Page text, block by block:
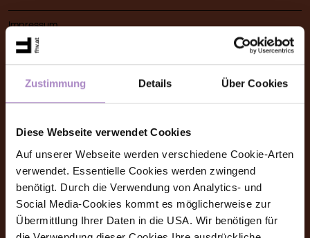
Zustimmung Details Über Cookies
Diese Webseite verwendet Cookies
Auf unserer Webseite werden verschiedene Cookie-Arten
verwendet. Essentielle Cookies werden zwingend
benötigt. Durch die Verwendung von Analytics- und
Social Media-Cookies kommt es möglicherweise zur
Übermittlung Ihrer Daten in die USA. Wir benötigen für
Impressum
Allgemeine Geschäftsbedingungen
Datenschutz
Amtssignatur, elektronische Signatur
Kontakt